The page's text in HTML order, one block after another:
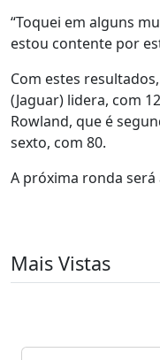
“Toquei em alguns
estou contente por
Com estes
(Jaguar) lidera, com
Rowland, que é
sexto, com 80.
A próxima ronda será
Mais Vistas